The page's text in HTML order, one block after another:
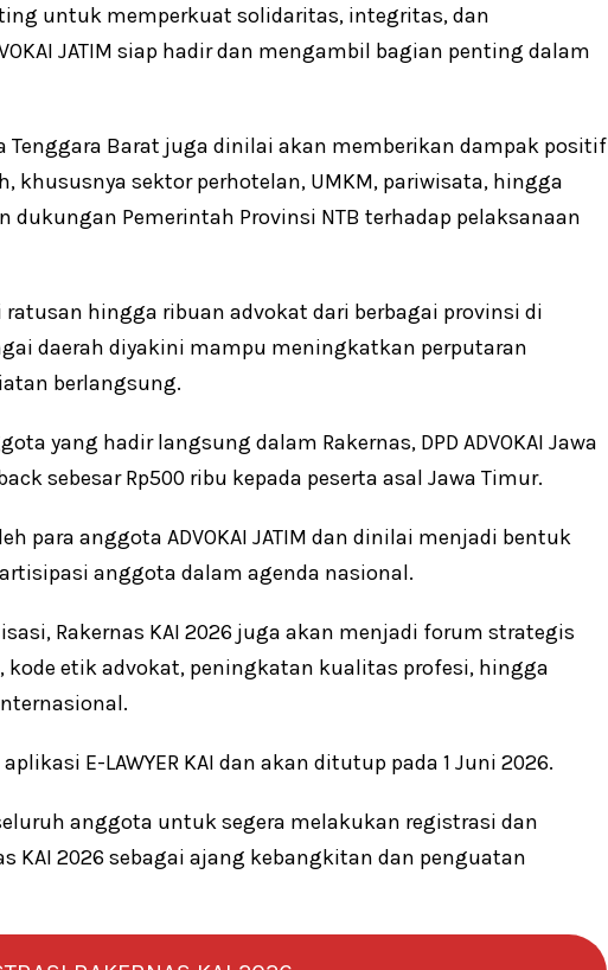
untuk memperkuat solidaritas, integritas, dan
JATIM siap hadir dan mengambil bagian penting dalam
Tenggara Barat juga dinilai akan memberikan dampak positif
khususnya sektor perhotelan, UMKM, pariwisata, hingga
dukungan Pemerintah Provinsi NTB terhadap pelaksanaan
hingga ribuan advokat dari berbagai provinsi di
daerah diyakini mampu meningkatkan perputaran
berlangsung.
yang hadir langsung dalam Rakernas, DPD ADVOKAI Jawa
sebesar Rp500 ribu kepada peserta asal Jawa Timur.
para anggota ADVOKAI JATIM dan dinilai menjadi bentuk
anggota dalam agenda nasional.
Rakernas KAI 2026 juga akan menjadi forum strategis
etik advokat, peningkatan kualitas profesi, hingga
E-LAWYER KAI dan akan ditutup pada 1 Juni 2026.
anggota untuk segera melakukan registrasi dan
KAI 2026 sebagai ajang kebangkitan dan penguatan